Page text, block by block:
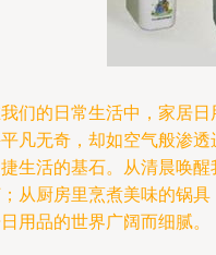
们的日常生活中，家居
凡无奇，却如空气般渗
生活的基石。从清晨唤
从厨房里烹煮美味的锅
用品的世界广阔而细腻。